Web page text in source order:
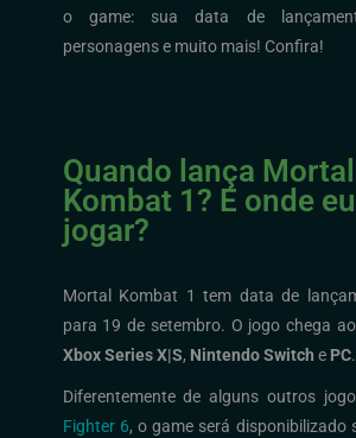
o game: sua data de
personagens e muito mais! Confira!
Quando lança Mortal
Kombat 1? E onde
jogar?
Mortal Kombat 1 tem data de
para 19 de setembro. O jogo chega ao
Xbox Series X|S, Nintendo Switch e PC.
Diferentemente de alguns outros
Fighter 6, o game será disponibilizado